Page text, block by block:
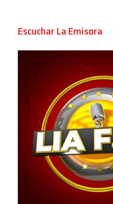
Escuchar La Emisora